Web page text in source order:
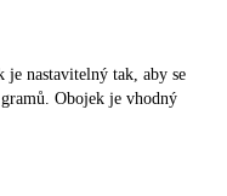
nastavitelný tak, aby se
Obojek je vhodný